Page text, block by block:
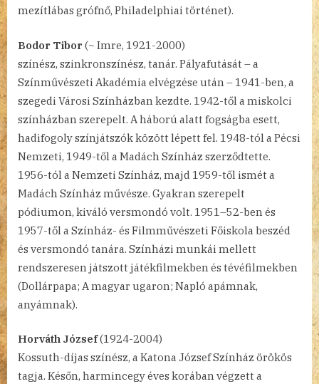
mezítlábas grófnő, Philadelphiai történet).
Bodor Tibor (~ Imre, 1921-2000)
színész, szinkronszínész, tanár. Pályafutását – a
Színművészeti Akadémia elvégzése után – 1941-ben, a
szegedi Városi Színházban kezdte. 1942-től a miskolci
színházban szerepelt. A háború alatt fogságba esett,
hadifogoly színjátszók között lépett fel. 1948-tól a Pécsi
Nemzeti, 1949-től a Madách Színház szerződtette.
1956-tól a Nemzeti Színház, majd 1959-től ismét a
Madách Színház művésze. Gyakran szerepelt
pódiumon, kiváló versmondó volt. 1951–52-ben és
1957-től a Színház- és Filmművészeti Főiskola beszéd
és versmondó tanára. Színházi munkái mellett
rendszeresen játszott játékfilmekben és tévéfilmekben
(Dollárpapa; A magyar ugaron; Napló apámnak,
anyámnak).
Horváth József(1924-2004)
Kossuth-díjas színész, a Katona József Színház örökös
tagja. Későn, harmincegy éves korában végzett a